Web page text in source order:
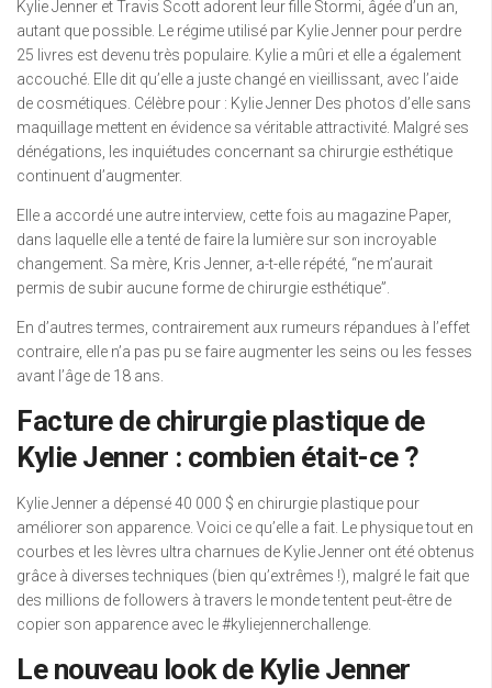
Kylie Jenner et Travis Scott adorent leur fille Stormi, âgée d’un an,
autant que possible. Le régime utilisé par Kylie Jenner pour perdre
25 livres est devenu très populaire. Kylie a mûri et elle a également
accouché. Elle dit qu’elle a juste changé en vieillissant, avec l’aide
de cosmétiques. Célèbre pour : Kylie Jenner Des photos d’elle sans
maquillage mettent en évidence sa véritable attractivité. Malgré ses
dénégations, les inquiétudes concernant sa chirurgie esthétique
continuent d’augmenter.
Elle a accordé une autre interview, cette fois au magazine Paper,
dans laquelle elle a tenté de faire la lumière sur son incroyable
changement. Sa mère, Kris Jenner, a-t-elle répété, “ne m’aurait
permis de subir aucune forme de chirurgie esthétique”.
En d’autres termes, contrairement aux rumeurs répandues à l’effet
contraire, elle n’a pas pu se faire augmenter les seins ou les fesses
avant l’âge de 18 ans.
Facture de chirurgie plastique de
Kylie Jenner : combien était-ce ?
Kylie Jenner a dépensé 40 000 $ en chirurgie plastique pour
améliorer son apparence. Voici ce qu’elle a fait. Le physique tout en
courbes et les lèvres ultra charnues de Kylie Jenner ont été obtenus
grâce à diverses techniques (bien qu’extrêmes !), malgré le fait que
des millions de followers à travers le monde tentent peut-être de
copier son apparence avec le #kyliejennerchallenge.
Le nouveau look de Kylie Jenner